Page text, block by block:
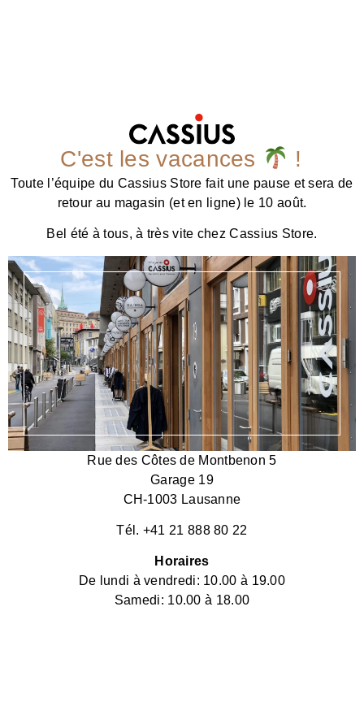
C'est les vacances !
Toute l’équipe du Cassius Store fait une pause et sera de
retour au magasin (et en ligne) le 10 août.
Bel été à tous, à très vite chez Cassius Store.
Rue des Côtes de Montbenon 5
Garage 19
CH-1003 Lausanne
Tél. +41 21 888 80 22
Horaires
De lundi à vendredi: 10.00 à 19.00
Samedi: 10.00 à 18.00